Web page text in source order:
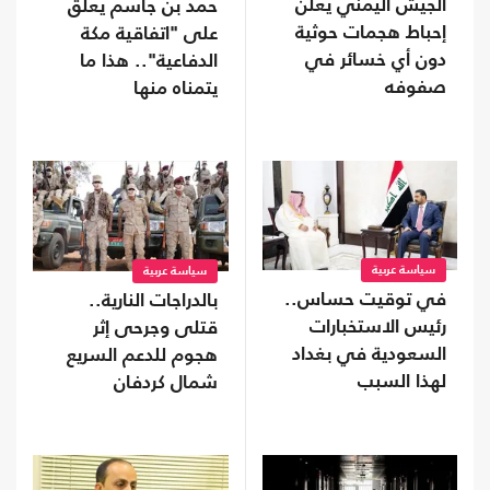
الجيش اليمني يعلن
إحباط هجمات حوثية
دون أي خسائر في
صفوفه
حمد بن جاسم يعلق
على "اتفاقية مكة
الدفاعية".. هذا ما
يتمناه منها
سياسة عربية
في توقيت حساس..
رئيس الاستخبارات
السعودية في بغداد
لهذا السبب
سياسة عربية
بالدراجات النارية..
قتلى وجرحى إثر
هجوم للدعم السريع
شمال كردفان